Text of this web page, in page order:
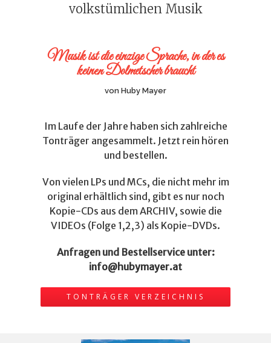
volkstümlichen Musik
Musik ist die einzige Sprache, in der es
keinen Dolmetscher braucht
von Huby Mayer
Im Laufe der Jahre haben sich zahlreiche
Tonträger angesammelt. Jetzt rein hören
und bestellen.
Von vielen LPs und MCs, die nicht mehr im
original erhältlich sind, gibt es nur noch
Kopie-CDs aus dem ARCHIV, sowie die
VIDEOs (Folge 1,2,3) als Kopie-DVDs.
Anfragen und Bestellservice unter:
info@hubymayer.at
TONTRÄGER VERZEICHNIS